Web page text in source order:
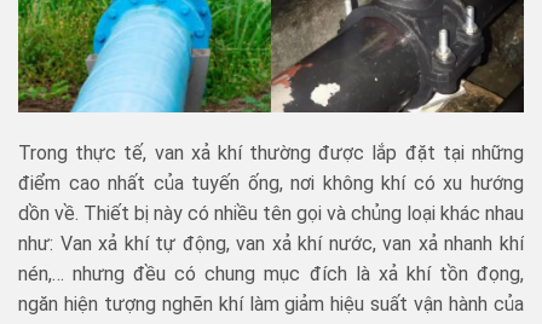
Trong thực tế, van xả khí thường được lắp đặt tại những
điểm cao nhất của tuyến ống, nơi không khí có xu hướng
dồn về. Thiết bị này có nhiều tên gọi và chủng loại khác nhau
như: Van xả khí tự động, van xả khí nước, van xả nhanh khí
nén,… nhưng đều có chung mục đích là xả khí tồn đọng,
ngăn hiện tượng nghẽn khí làm giảm hiệu suất vận hành của